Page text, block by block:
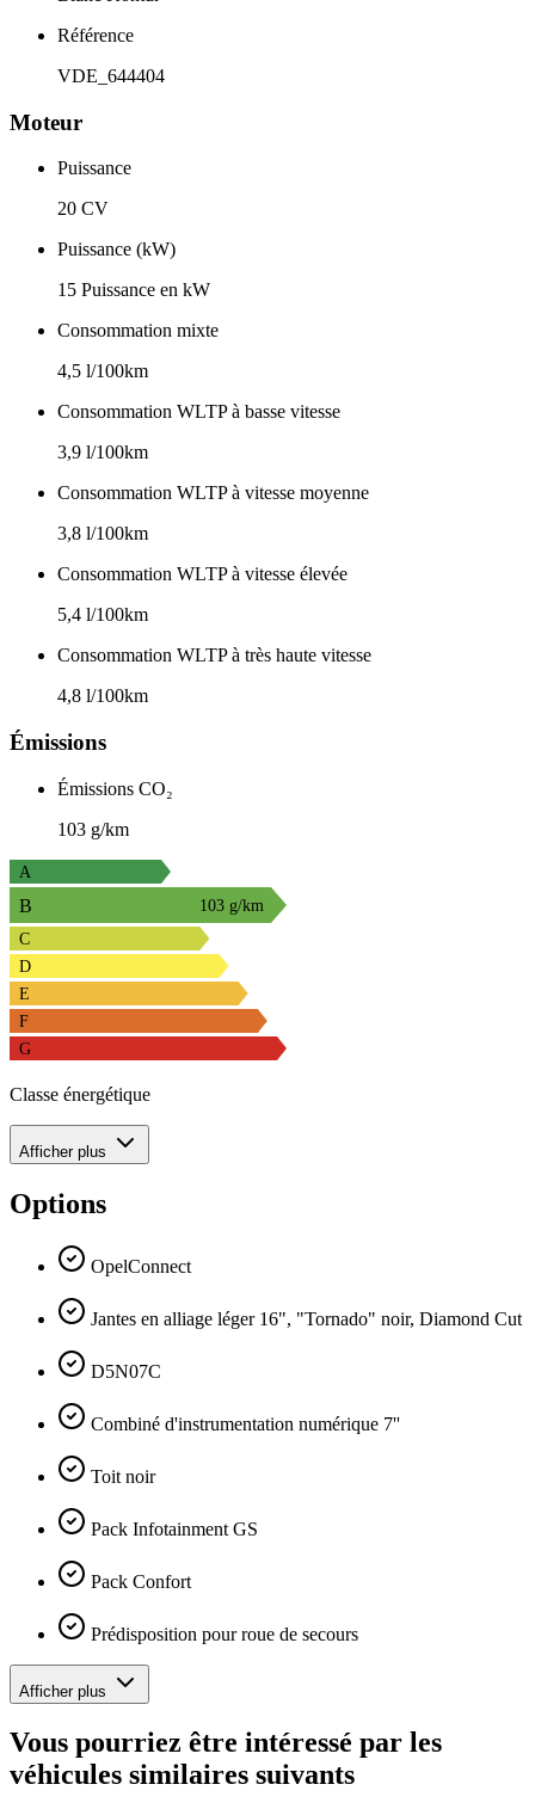
Référence
VDE_644404
Moteur
Puissance
20 CV
Puissance (kW)
15 Puissance en kW
Consommation mixte
4,5 l/100km
Consommation WLTP à basse vitesse
3,9 l/100km
Consommation WLTP à vitesse moyenne
3,8 l/100km
Consommation WLTP à vitesse élevée
5,4 l/100km
Consommation WLTP à très haute vitesse
4,8 l/100km
Émissions
Émissions CO₂
103 g/km
A
B
103 g/km
C
D
E
F
G
Classe énergétique
Afficher plus
Options
OpelConnect
Jantes en alliage léger 16", "Tornado" noir, Diamond Cut
D5N07C
Combiné d'instrumentation numérique 7''
Toit noir
Pack Infotainment GS
Pack Confort
Prédisposition pour roue de secours
Afficher plus
Vous pourriez être intéressé par les
véhicules similaires suivants